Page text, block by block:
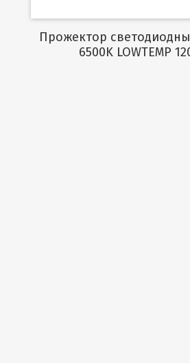
Прожектор светодиодный PFL-S8 150w
6500K LOWTEMP